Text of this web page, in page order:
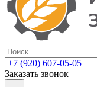
+7 (920) 607-05-05
Заказать звонок